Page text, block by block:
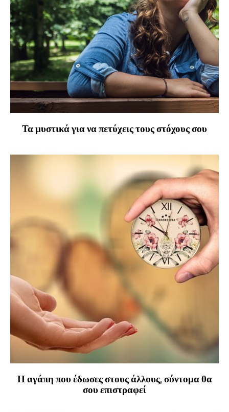
Τα μυστικά για να πετύχεις τους στόχους σου
Η αγάπη που έδωσες στους άλλους, σύντομα θα
σου επιστραφεί